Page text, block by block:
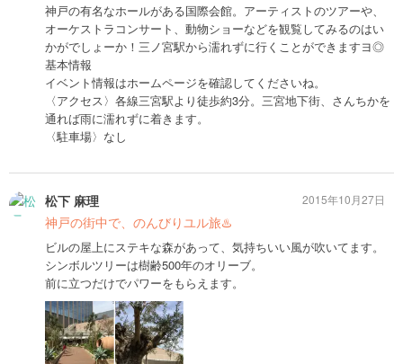
神戸の有名なホールがある国際会館。アーティストのツアーや、
オーケストラコンサート、動物ショーなどを観覧してみるのはい
かがでしょーか！三ノ宮駅から濡れずに行くことができますヨ◎
基本情報
イベント情報はホームページを確認してくださいね。
〈アクセス〉各線三宮駅より徒歩約3分。三宮地下街、さんちかを
通れば雨に濡れずに着きます。
〈駐車場〉なし
松下 麻理
神戸の街中で、のんびりユル旅♨️
ビルの屋上にステキな森があって、気持ちいい風が吹いてます。
シンボルツリーは樹齢500年のオリーブ。
前に立つだけでパワーをもらえます。
2015年10月27日